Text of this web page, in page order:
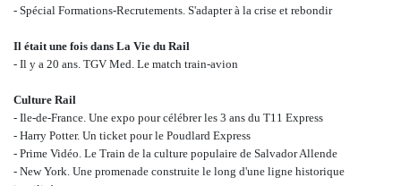
- Spécial Formations-Recrutements. S'adapter à la crise et rebondir
Il était une fois dans La Vie du Rail
- Il y a 20 ans. TGV Med. Le match train-avion
Culture Rail
- Ile-de-France. Une expo pour célébrer les 3 ans du T11 Express
- Harry Potter. Un ticket pour le Poudlard Express
- Prime Vidéo. Le Train de la culture populaire de Salvador Allende
- New York. Une promenade construite le long d'une ligne historique